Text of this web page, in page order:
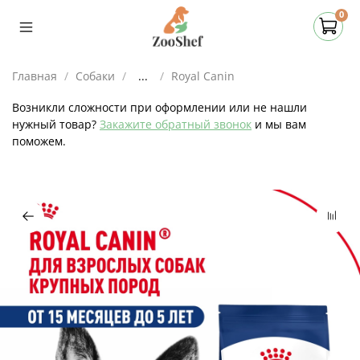
0
Главная Собаки ... Royal Canin
Возникли сложности при оформлении или не нашли
нужный товар? Закажите обратный звонок и мы вам
поможем.